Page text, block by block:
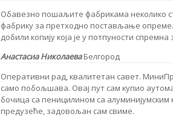
Обавезно пошаљите фабрикама неколико
фабрику за претходно постављање
добили копију која је у потпуности спремна
Анастасиа НиколаеваБелгород
Оперативни рад, квалитетан савет.
само побољшава. Овај пут сам купио
бочица са пеницилином са
предузеће, задовољан сам свиме.